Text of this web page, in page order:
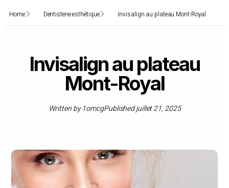
Home Dentisterie esthétique Invisalign au plateau Mont-Royal
Invisalign au plateau
Mont-Royal
Written by1omcgPublishedjuillet 21, 2025